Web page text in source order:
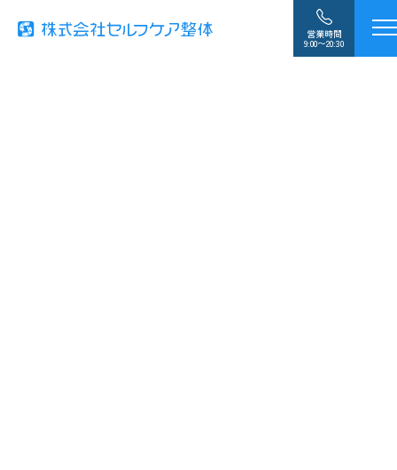
営業時間
9:00〜20:30